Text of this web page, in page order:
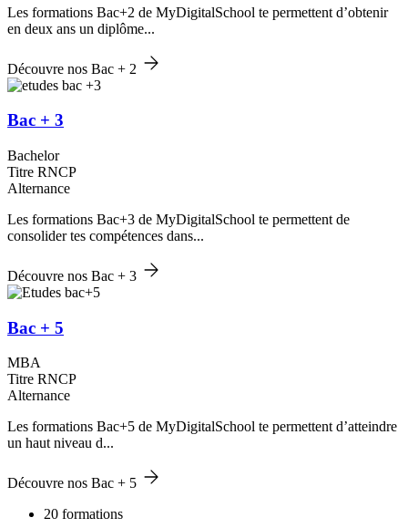
Les formations Bac+2 de MyDigitalSchool te permettent d’obtenir
en deux ans un diplôme...
Découvre nos Bac + 2
Bac + 3
Bachelor
Titre RNCP
Alternance
Les formations Bac+3 de MyDigitalSchool te permettent de
consolider tes compétences dans...
Découvre nos Bac + 3
Bac + 5
MBA
Titre RNCP
Alternance
Les formations Bac+5 de MyDigitalSchool te permettent d’atteindre
un haut niveau d...
Découvre nos Bac + 5
20 formations